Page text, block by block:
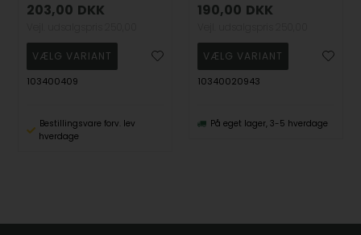
203,00 DKK
103400409
Bestillingsvare forv. lev
hverdage
190,00 DKK
10340020943
På eget lager, 3-5 hverdage